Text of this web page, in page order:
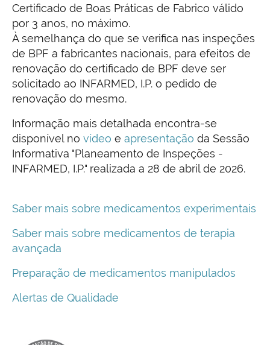
Certificado de Boas Práticas de Fabrico válido
por 3 anos, no máximo.
À semelhança do que se verifica nas inspeções
de BPF a fabricantes nacionais, para efeitos de
renovação do certificado de BPF deve ser
solicitado ao INFARMED, I.P. o pedido de
renovação do mesmo.
Informação mais detalhada encontra-se
disponível no vídeo e apresentação da Sessão
Informativa "Planeamento de Inspeções -
INFARMED, I.P." realizada a 28 de abril de 2026.
Saber mais sobre medicamentos experimentais
Saber mais sobre medicamentos de terapia
avançada
Preparação de medicamentos manipulados
Alertas de Qualidade